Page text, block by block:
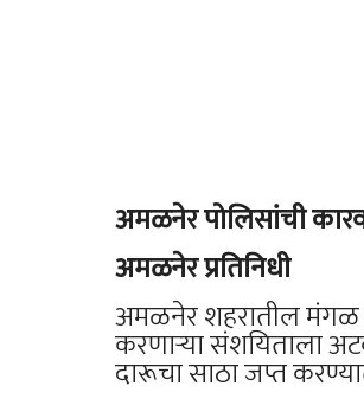
अमळनेर पोलिसांची
अमळनेर प्रतिनिधी
अमळनेर शहरातील मंगळ
करणाऱ्या संशयिताला
दारूचा साठा जप्त